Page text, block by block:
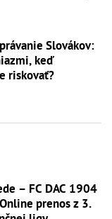
Slovákov:
keď
riskovať?
– FC DAC 1904
prenos z 3.